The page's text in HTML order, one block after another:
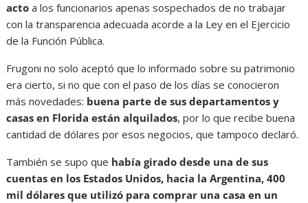
actoa los funcionarios apenas sospechados de no trabajar
con la transparencia adecuada acorde a la Ley en el Ejercicio
de la Función Pública.
Frugoni no solo aceptó que lo informado sobre su patrimonio
era cierto, si no que con el paso de los días se conocieron
más novedades: buena parte de sus departamentos y
casas en Florida están alquilados, por lo que recibe buena
cantidad de dólares por esos negocios, que tampoco declaró.
También se supo que había girado desde una de sus
cuentas en los Estados Unidos, hacia la Argentina, 400
mil dólares que utilizó para comprar una casa en un